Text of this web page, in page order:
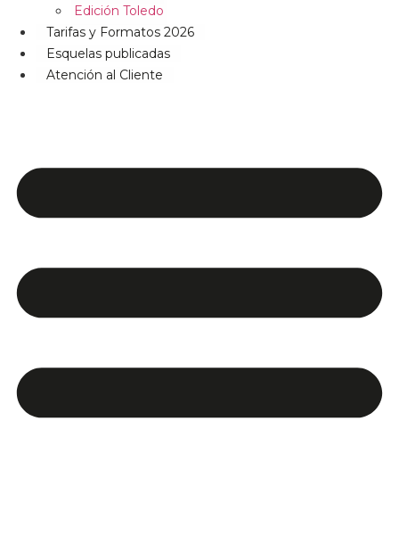
Edición Toledo
Tarifas y Formatos 2026
Esquelas publicadas
Atención al Cliente